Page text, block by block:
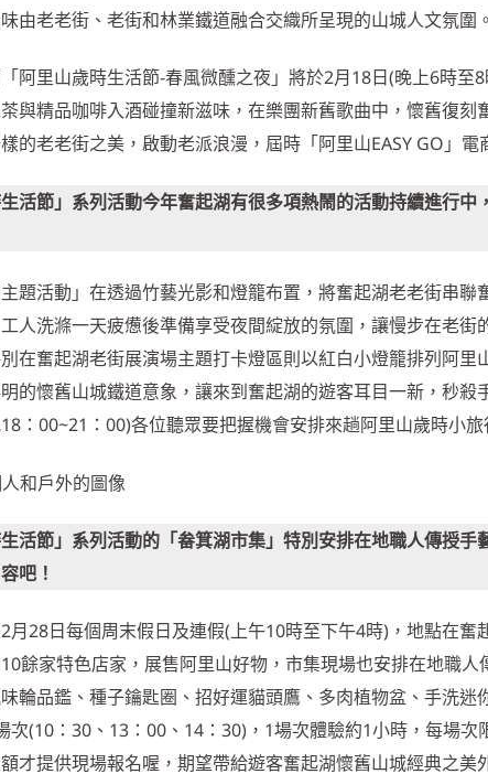
由老老街、老街和林業鐵道融合交織所呈現的山城人文氛圍。
阿里山歲時生活節-春風微醺之夜」將於2月18日(晚上6時至
與精品咖啡入酒碰撞新滋味，在樂團新舊歌曲中，懷舊復刻
的老老街之美，啟動老派浪漫，屆時「阿里山EASY GO」電
生活節」系列活動今年奮起湖有很多項熱鬧的活動持續進行
主題活動」在透過竹藝光影和燈籠布置，將奮起湖老老街串
人洗滌一天疲憊後準備享受夜間綻放的氛圍，讓慢步在老街
在奮起湖老街展演場主題打卡燈區則以紅白小燈籠排列阿里
的懷舊山城鐵道意象，讓來到奮起湖的遊客耳目一新，秒殺
：00~21：00)各位聽眾要把握機會安排來趟阿里山歲時小旅
生活節」系列活動的「畚箕湖市集」特別安排在地職人傳授
吧！
月28日每個周末假日及連假(上午10時至下午4時)，地點在奮
餘家特色店家，展售阿里山好物，市集現場也安排在地職
輪品鑑、種子鑰匙圈、招好運貓頭鷹、多肉植物盆、手洗迷
次(10：30、13：00、14：30)，1場次體驗約1小時，每場次
才提供現場報名喔，期望帶給遊客奮起湖懷舊山城經典之美